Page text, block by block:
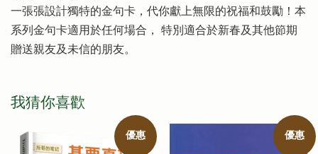
一張張設計獨特的金句卡，代你獻上無限的祝福和鼓勵！本
系列金句卡適用於任何場合， 特別適合於新春及其他節期
贈送親友及未信的朋友。
我猜你喜歡
優惠 優惠